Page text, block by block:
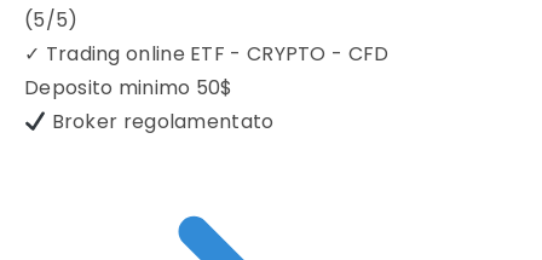
(5/5)
✓ Trading online ETF - CRYPTO - CFD
Deposito minimo 50$
Broker regolamentato